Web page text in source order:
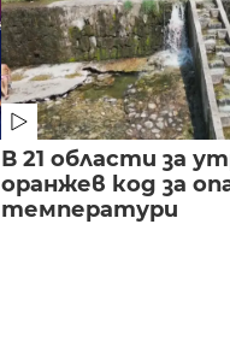
В 21 области за
оранжев код за
температури